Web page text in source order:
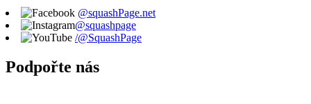
@squashPage.net
@squashpage
/@SquashPage
Podpořte nás